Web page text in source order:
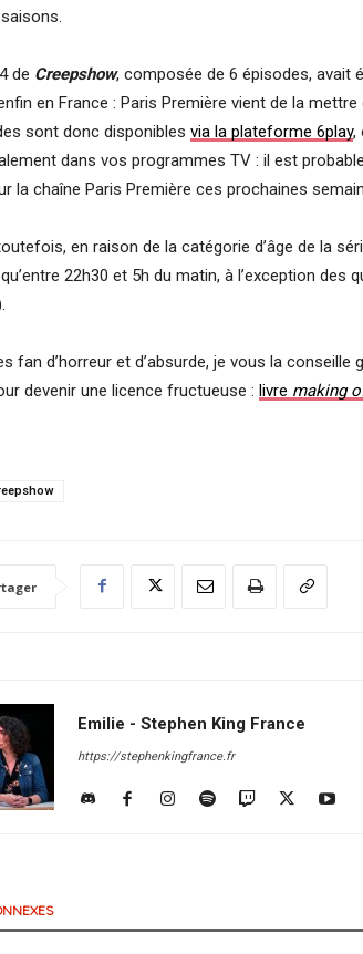
de Creepshow, composée de 6 épisodes, avait
en France : Paris Première vient de la
sont donc disponibles via la plateforme 6play,
dans vos programmes TV : il est
la chaîne Paris Première ces prochaines
en raison de la catégorie d’âge de la
22h30 et 5h du matin, à l’exception
fan d’horreur et d’absurde, je vous la
devenir une licence fructueuse : livre making
Emilie - Stephen King France
https://stephenkingfrance.fr